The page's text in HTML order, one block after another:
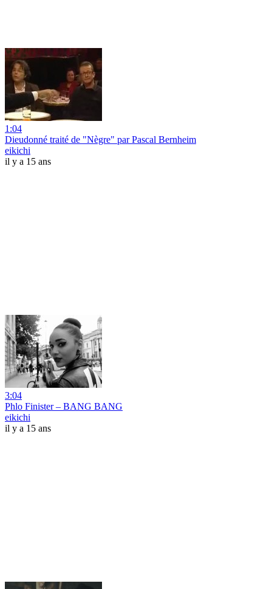
1:04
Dieudonné traité de "Nègre" par Pascal Bernheim
eikichi
il y a 15 ans
3:04
Phlo Finister – BANG BANG
eikichi
il y a 15 ans